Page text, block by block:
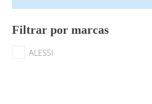
Filtrar por marcas
ALESSI